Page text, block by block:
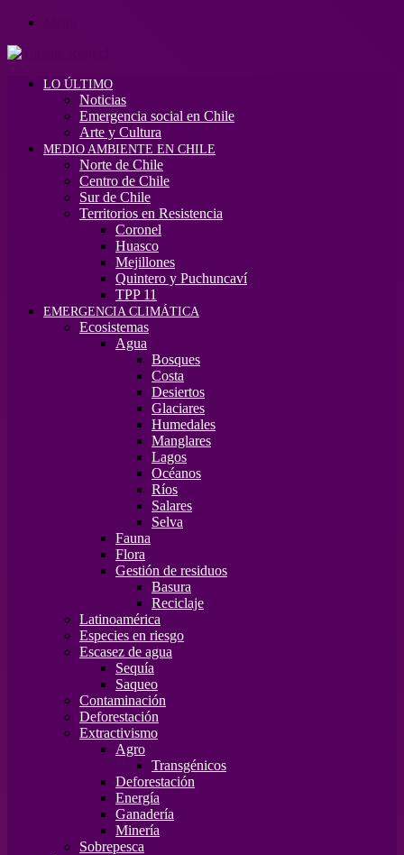
LO ÚLTIMO
Noticias
Emergencia social en Chile
Arte y Cultura
MEDIO AMBIENTE EN CHILE
Norte de Chile
Centro de Chile
Sur de Chile
Territorios en Resistencia
Coronel
Huasco
Mejillones
Quintero y Puchuncaví
TPP 11
EMERGENCIA CLIMÁTICA
Ecosistemas
Agua
Bosques
Costa
Desiertos
Glaciares
Humedales
Manglares
Lagos
Océanos
Ríos
Salares
Selva
Fauna
Flora
Gestión de residuos
Basura
Reciclaje
Latinoamérica
Especies en riesgo
Escasez de agua
Sequía
Saqueo
Contaminación
Deforestación
Extractivismo
Agro
Transgénicos
Deforestación
Energía
Ganadería
Minería
Sobrepesca